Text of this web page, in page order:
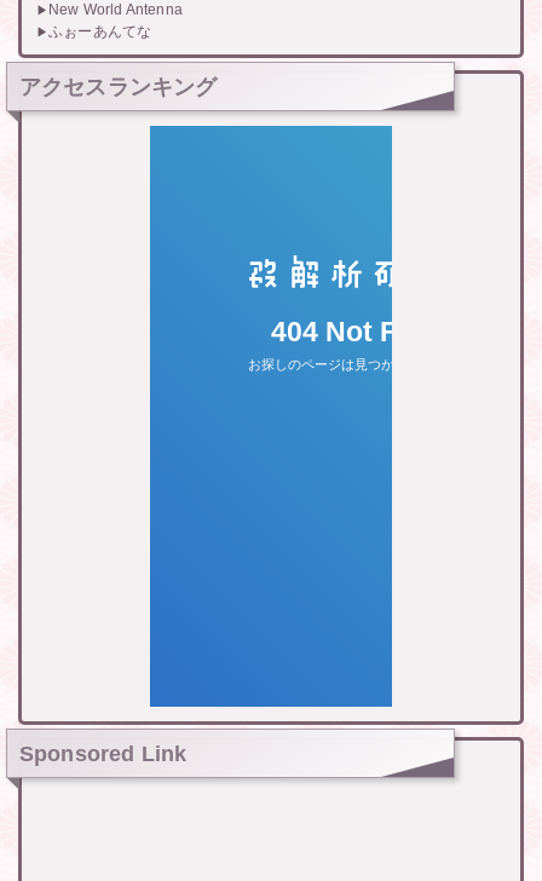
New World Antenna
ふぉーあんてな
アクセスランキング
Sponsored Link